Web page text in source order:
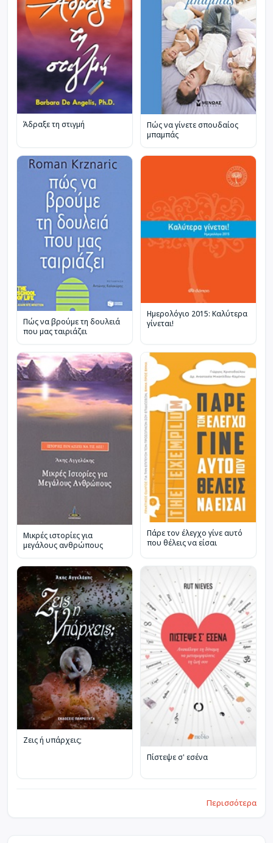
Άδραξε τη στιγμή
Πώς να γίνετε σπουδαίος
μπαμπάς
Πώς να βρούμε τη δουλειά
που μας ταιριάζει
Ημερολόγιο 2015: Καλύτερα
γίνεται!
Μικρές ιστορίες για
μεγάλους ανθρώπους
Πάρε τον έλεγχο γίνε αυτό
που θέλεις να είσαι
Ζεις ή υπάρχεις;
Πίστεψε σ' εσένα
Περισσότερα